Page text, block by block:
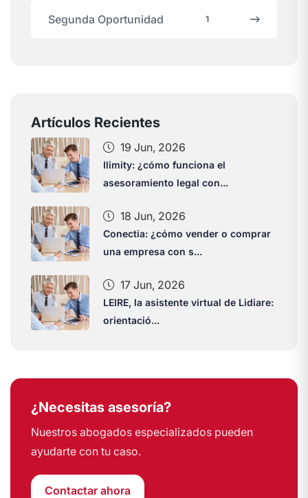
Segunda Oportunidad 1
Artículos Recientes
19 Jun, 2026
Ilimity: ¿cómo funciona el
asesoramiento legal con...
18 Jun, 2026
Conectia: ¿cómo vender o comprar
una empresa con s...
17 Jun, 2026
LEIRE, la asistente virtual de Lidiare:
orientació...
¿Necesitas asesoría?
Nuestros abogados especializados pueden
ayudarte con tu caso.
Contactar ahora